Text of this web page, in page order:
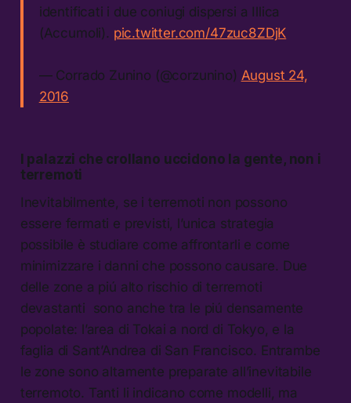
identificati i due coniugi dispersi a Illica
(Accumoli). pic.twitter.com/47zuc8ZDjK
— Corrado Zunino (@corzunino) August 24,
2016
I palazzi che crollano uccidono la gente, non i
terremoti
Inevitabilmente, se i terremoti non possono
essere fermati e previsti, l’unica strategia
possibile è studiare come affrontarli e come
minimizzare i danni che possono causare. Due
delle zone a piú alto rischio di terremoti
devastanti sono anche tra le piú densamente
popolate: l’area di Tokai a nord di Tokyo, e la
faglia di Sant’Andrea di San Francisco. Entrambe
le zone sono altamente preparate all’inevitabile
terremoto. Tanti li indicano come modelli, ma